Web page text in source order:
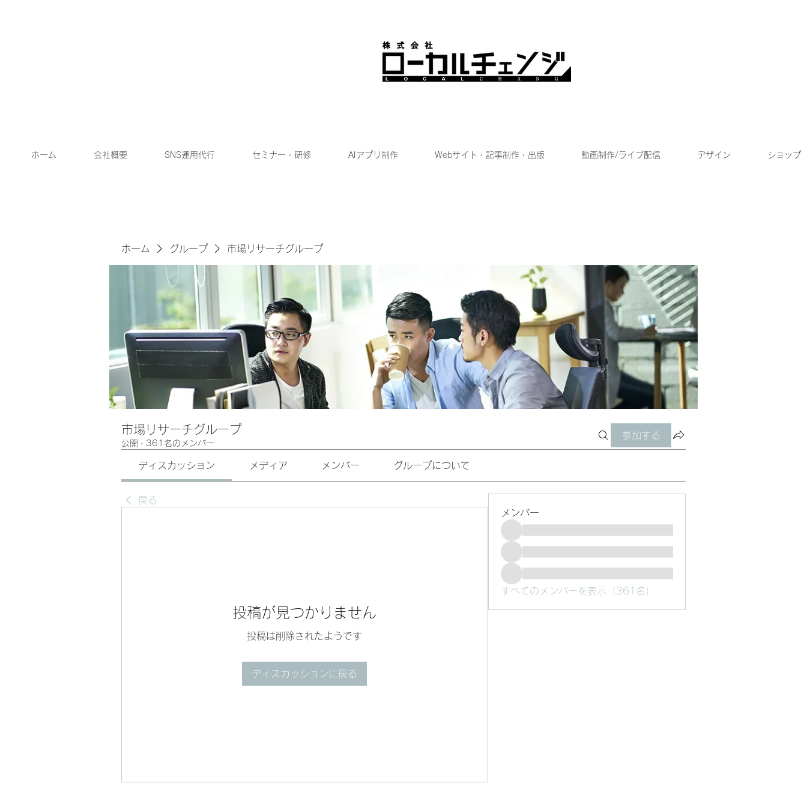
ホーム 会社概要 SNS運用代行 セミナー・研修 AIアプリ制作 Webサイト・記事制作・出版 動画制作/ライブ配信 デザイン ショップ
ホーム グループ 市場リサーチグループ
市場リサーチグループ
公開 · 361名のメンバー
参加する
ディスカッション メディア メンバー グループについて
戻る
投稿が見つかりません
投稿は削除されたようです
ディスカッションに戻る
メンバー
すべてのメンバーを表示（361名）